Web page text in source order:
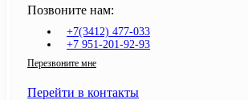
Позвоните нам:
+7(3412) 477-033
+7 951-201-92-93
Перезвоните мне
Перейти в контакты